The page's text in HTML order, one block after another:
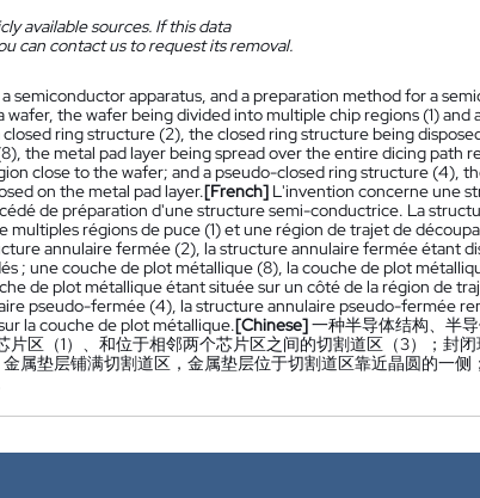
available sources. If this data
can contact us to request its removal.
semiconductor apparatus, and a preparation method for a
the wafer being divided into multiple chip regions (1) and
ring structure (2), the closed ring structure being
the metal pad layer being spread over the entire dicing path
close to the wafer; and a pseudo-closed ring structure (4),
on the metal pad layer.[French] L'invention concerne une
de préparation d'une structure semi-conductrice. La
multiples régions de puce (1) et une région de trajet de
annulaire fermée (2), la structure annulaire fermée étant
; une couche de plot métallique (8), la couche de plot
de plot métallique étant située sur un côté de la région de
pseudo-fermée (4), la structure annulaire pseudo-fermée
la couche de plot métallique.[Chinese]一种半导体结构、半
区（1）、和位于相邻两个芯片区之间的切割道区（3）；封
属垫层铺满切割道区，金属垫层位于切割道区靠近晶圆的一